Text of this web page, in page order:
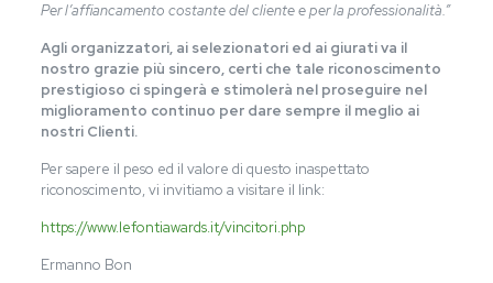
Per l’affiancamento costante del cliente e per la professionalità.”
Agli organizzatori, ai selezionatori ed ai giurati va il
nostro grazie più sincero, certi che tale riconoscimento
prestigioso ci spingerà e stimolerà nel proseguire nel
miglioramento continuo per dare sempre il meglio ai
nostri Clienti.
Per sapere il peso ed il valore di questo inaspettato
riconoscimento, vi invitiamo a visitare il link:
https://www.lefontiawards.it/vincitori.php
Ermanno Bon